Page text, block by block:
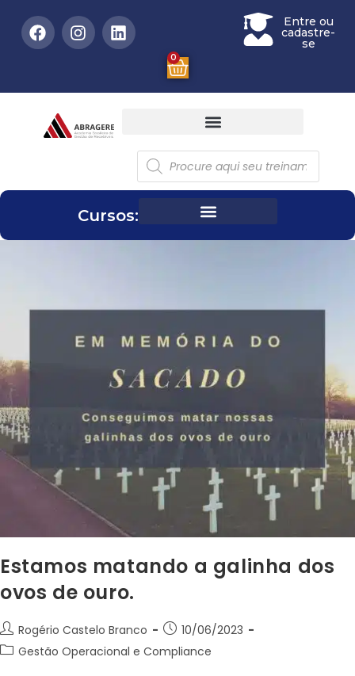
Entre ou
cadastre-
se
0
Cursos:
Estamos matando a galinha dos
ovos de ouro.
Rogério Castelo Branco
10/06/2023
Gestão Operacional e Compliance